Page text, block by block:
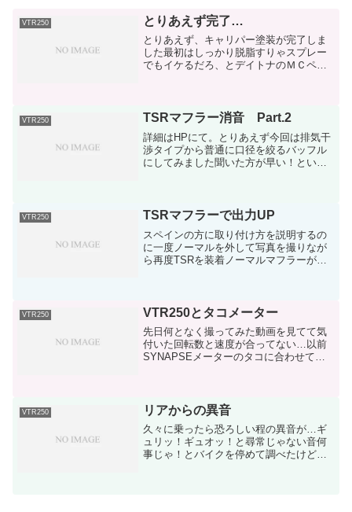
VTR250 とりあえず完了…
とりあえず、キャリパー塗装が完了しま
した最初はしっかり脱脂すりゃスプレー
でもイケるだろ、とデイトナのＭＣペイ
ターに行って油性ペンキ...
VTR250 TSRマフラー消音 Part.2
詳細はHPにて。とりあえず今回は排気干
渉タイプから普通に口径を絞るバッフル
にしてみました聞いた方が早い！という
ます。まずはノーマル...
VTR250 TSRマフラーで出力UP
スペインの方に取り付け方を説明するの
に一度ノーマルを外して写真を撮りなが
ら再度TSRを装着ノーマルマフラーがボ
ラーで思いっきり走っ...
VTR250 VTR250とタコメーター
先日何となく撮ってみた動画を見てて気
付いた回転数と速度が合ってない…以前
SYNAPSEメーターのタコに合わせて調
見づらいけ...
VTR250 リアからの異音
久々に乗ったら恐ろしい程の異音が…ギ
ュリッ！ギュオッ！と尋常じゃない音何
事じゃ！とバイクを停めて調べたけど夜